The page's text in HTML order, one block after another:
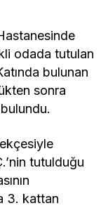
odada tutulan
bulunan
sonra
tutulduğu
3. kattan